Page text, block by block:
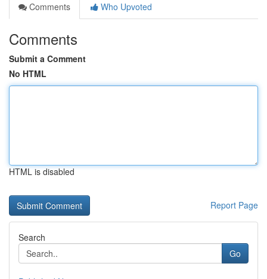
Comments
Who Upvoted
Comments
Submit a Comment
No HTML
HTML is disabled
Report Page
Search
Go